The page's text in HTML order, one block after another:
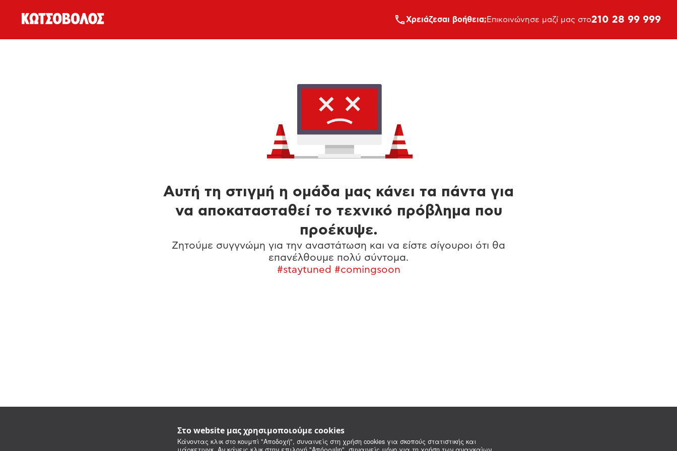
Στο website μας χρησιμοποιούμε cookies
Κάνοντας κλικ στο κουμπί "Αποδοχή", συναινείς στη χρήση cookies για σκοπούς στατιστικής και
Xρειάζεσαι βοήθεια; Επικοινώνησε μαζί μας στο210 28 99 999
Αυτή τη στιγμή η ομάδα μας κάνει τα πάντα για
να αποκατασταθεί το τεχνικό πρόβλημα που
προέκυψε.
Ζητούμε συγγνώμη για την αναστάτωση και να είστε σίγουροι ότι θα
επανέλθουμε πολύ σύντομα.
#staytuned #comingsoon